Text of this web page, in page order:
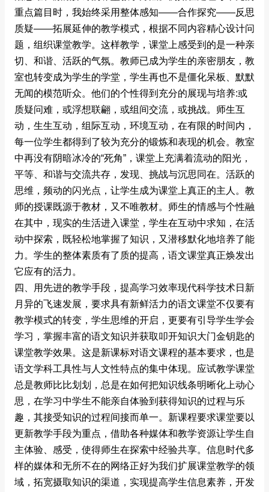
重点篇目时，我始终采用整体感知――合作探究――反思
质疑――拓展延伸的教学模式，根据不同内容精心设计问
题，组织课堂教学。这样教学，课堂上感受到的是一种亲
切、和谐、活跃的气氛。教师已成为学生的亲密朋友，教
室也转变成为学生的学堂，学生再也不是僵化呆板、默默
无闻的模范听众。他们的个性得到充分的展现与培养:或
质疑问难，或浮想联翩，或组间交流，或挑战。师生互
动，生生互动，组际互动，环境互动，在有限的时间内，
每一位学生都得到了较为充分的锻炼和表现的机会。教室
中再没有阴暗冰冷的“死角”，课堂上充满着流动的阳光，
平等、和谐与交流共存，发现、挑战与沉思同在。活跃的
思维，频动的闪光点，让学生成为课堂上真正的主人。教
师的授课既源于教材，又不唯教材。师生的情感与个性融
在其中，现实的生活进入课堂，学生在互动中求知，在活
动中探索，既轻松地掌握了知识，又潜移默化地培养了能
力。学生的整体素质有了质的提高，语文课堂真正焕发出
它应有的活力。
四、用先进的教学手段，提高学习效率现代科学技术日新
月异的飞速发展，要求具有新鲜活力的语文课堂不仅要有
教学模式的转变，学生思维的开启，更要有引导学生学会
学习，掌握丰富的语文知识并获取叩开知识大门金钥匙的
课堂教学效果。这是新课标对语文课程的基本要求，也是
语文学科工具性与人文性特点的集中体现。应试教学课堂
总是教师比比划划，总是在如何把知识线条明晰化上动心
思，在学习中学生不能亲自体验到获得知识的过程与乐
趣，其接受知识的过程间接而单一。新课程要求课堂要以
更新教学手段为重点，借助各种媒体和教学资源让学生自
主体验、感受，使得师生在探索中经验共享。信息时代多
样的媒体和无所不在的网络正好为我们扩展课堂教学的领
域，拓宽摄取知识的渠道，实现提高学生信息素养，开发